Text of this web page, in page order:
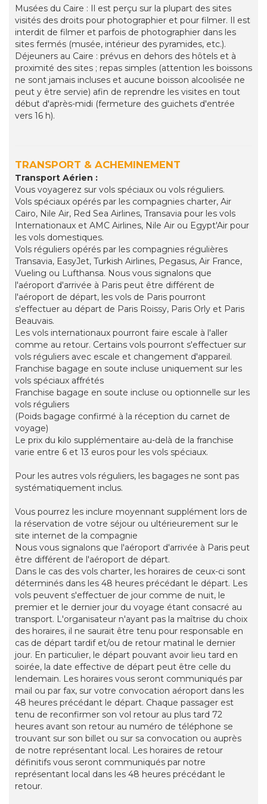
Musées du Caire : Il est perçu sur la plupart des sites
visités des droits pour photographier et pour filmer. Il est
interdit de filmer et parfois de photographier dans les
sites fermés (musée, intérieur des pyramides, etc.).
Déjeuners au Caire : prévus en dehors des hôtels et à
proximité des sites ; repas simples (attention les boissons
ne sont jamais incluses et aucune boisson alcoolisée ne
peut y être servie) afin de reprendre les visites en tout
début d'après-midi (fermeture des guichets d'entrée
vers 16 h).
TRANSPORT & ACHEMINEMENT
Transport Aérien :
Vous voyagerez sur vols spéciaux ou vols réguliers.
Vols spéciaux opérés par les compagnies charter, Air
Cairo, Nile Air, Red Sea Airlines, Transavia pour les vols
Internationaux et AMC Airlines, Nile Air ou Egypt'Air pour
les vols domestiques.
Vols réguliers opérés par les compagnies régulières
Transavia, EasyJet, Turkish Airlines, Pegasus, Air France,
Vueling ou Lufthansa. Nous vous signalons que
l'aéroport d'arrivée à Paris peut être différent de
l'aéroport de départ, les vols de Paris pourront
s'effectuer au départ de Paris Roissy, Paris Orly et Paris
Beauvais.
Les vols internationaux pourront faire escale à l'aller
comme au retour. Certains vols pourront s'effectuer sur
vols réguliers avec escale et changement d'appareil.
Franchise bagage en soute incluse uniquement sur les
vols spéciaux affrétés
Franchise bagage en soute incluse ou optionnelle sur les
vols réguliers
(Poids bagage confirmé à la réception du carnet de
voyage)
Le prix du kilo supplémentaire au-delà de la franchise
varie entre 6 et 13 euros pour les vols spéciaux.
Pour les autres vols réguliers, les bagages ne sont pas
systématiquement inclus.
Vous pourrez les inclure moyennant supplément lors de
la réservation de votre séjour ou ultérieurement sur le
site internet de la compagnie
Nous vous signalons que l'aéroport d'arrivée à Paris peut
être différent de l'aéroport de départ.
Dans le cas des vols charter, les horaires de ceux-ci sont
déterminés dans les 48 heures précédant le départ. Les
vols peuvent s'effectuer de jour comme de nuit, le
premier et le dernier jour du voyage étant consacré au
transport. L'organisateur n'ayant pas la maîtrise du choix
des horaires, il ne saurait être tenu pour responsable en
cas de départ tardif et/ou de retour matinal le dernier
jour. En particulier, le départ pouvant avoir lieu tard en
soirée, la date effective de départ peut être celle du
lendemain. Les horaires vous seront communiqués par
mail ou par fax, sur votre convocation aéroport dans les
48 heures précédant le départ. Chaque passager est
tenu de reconfirmer son vol retour au plus tard 72
heures avant son retour au numéro de téléphone se
trouvant sur son billet ou sur sa convocation ou auprès
de notre représentant local. Les horaires de retour
définitifs vous seront communiqués par notre
représentant local dans les 48 heures précédant le
retour.